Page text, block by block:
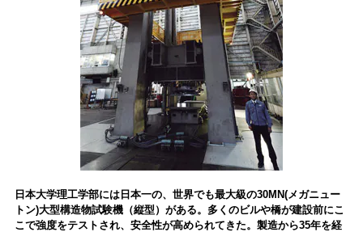
日本大学理工学部には日本一の、世界でも最大級の30MN(メガニュー
トン)大型構造物試験機（縦型）がある。多くのビルや橋が建設前にこ
こで強度をテストされ、安全性が高められてきた。製造から35年を経